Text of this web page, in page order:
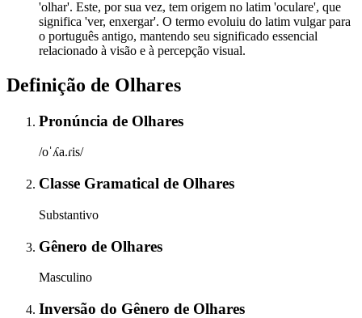
'olhar'. Este, por sua vez, tem origem no latim 'oculare', que
significa 'ver, enxergar'. O termo evoluiu do latim vulgar para
o português antigo, mantendo seu significado essencial
relacionado à visão e à percepção visual.
Definição de Olhares
Pronúncia de Olhares
/oˈʎa.ɾis/
Classe Gramatical de Olhares
Substantivo
Gênero de Olhares
Masculino
Inversão do Gênero de Olhares